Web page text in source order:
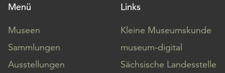
Menü
Museen
Sammlungen
Ausstellungen
Links
Kleine Museumskunde
museum-digital
Sächsische Landesstelle